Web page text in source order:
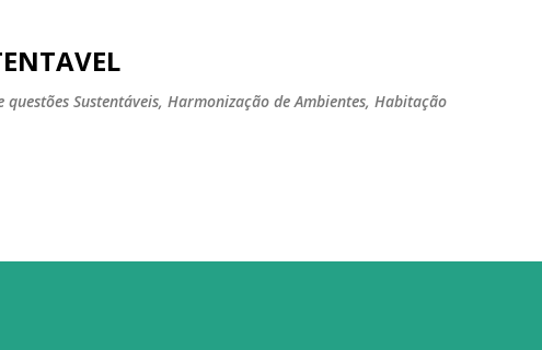
Sustentáveis, Harmonização de Ambientes, Habitação